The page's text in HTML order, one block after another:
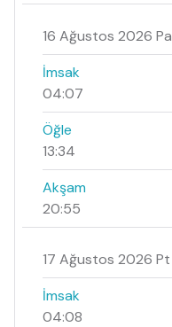
16 Ağustos 2026 Pa
İmsak
04:07
Öğle
13:34
Akşam
20:55
17 Ağustos 2026 Pt
İmsak
04:08